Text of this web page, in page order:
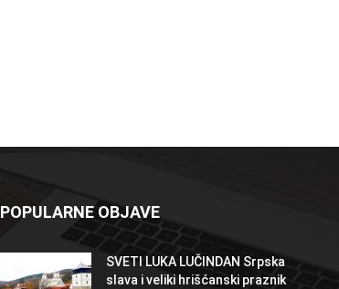
POPULARNE OBJAVE
SVETI LUKA LUČINDAN Srpska
slava i veliki hrišćanski praznik